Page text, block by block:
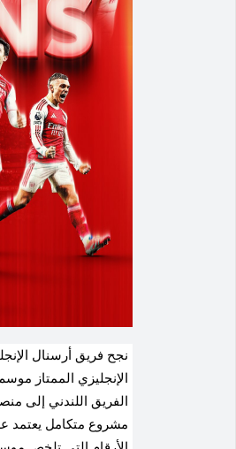
نجح فريق أرسنال
الفريق اللندني إلى منصة
مشروع متكامل يعتمد